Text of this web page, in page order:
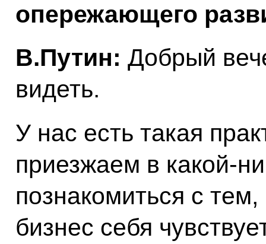
опережающего
В.Путин: Добрый
видеть.
У нас есть такая
приезжаем в
познакомиться с тем,
бизнес себя